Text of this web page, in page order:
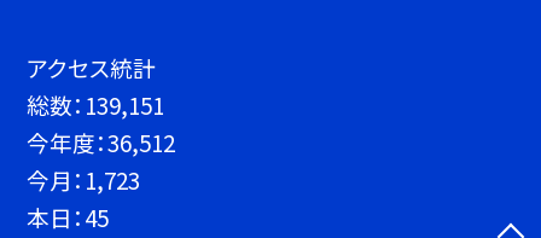
アクセス統計
総数： 139,151
今年度：36,512
今月： 1,723
本日：45